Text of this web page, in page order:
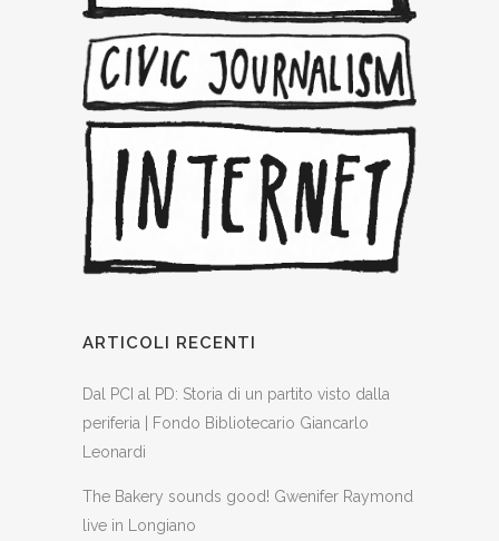
ARTICOLI RECENTI
Dal PCI al PD: Storia di un partito visto dalla
periferia | Fondo Bibliotecario Giancarlo
Leonardi
The Bakery sounds good! Gwenifer Raymond
live in Longiano